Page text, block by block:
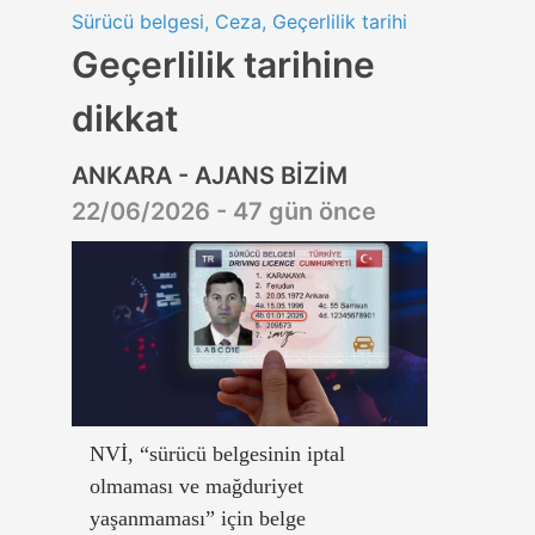
Sürücü belgesi, Ceza, Geçerlilik tarihi
Geçerlilik tarihine
dikkat
ANKARA - AJANS BİZİM
22/06/2026 - 47 gün önce
NVİ, “sürücü belgesinin iptal
olmaması ve mağduriyet
yaşanmaması” için belge